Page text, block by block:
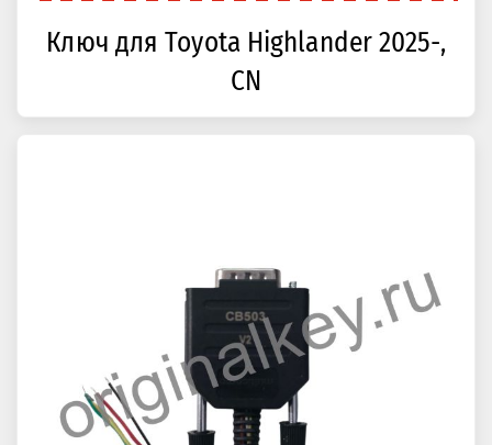
Ключ для Toyota Highlander 2025-,
CN